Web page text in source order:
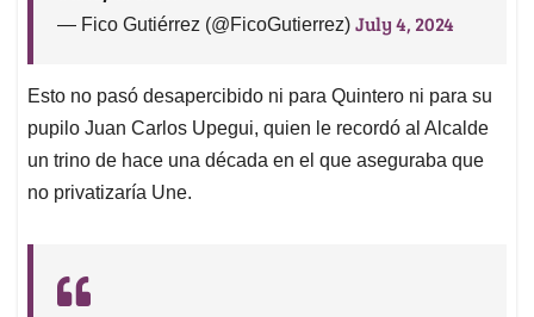
— Fico Gutiérrez (@FicoGutierrez) July 4, 2024
Esto no pasó desapercibido ni para Quintero ni para su
pupilo Juan Carlos Upegui, quien le recordó al Alcalde
un trino de hace una década en el que aseguraba que
no privatizaría Une.